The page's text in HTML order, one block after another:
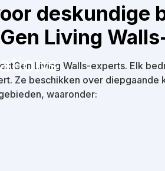
deskundige
Living
Living Walls-experts. Elk
Ze beschikken over diepgaande
waaronder: